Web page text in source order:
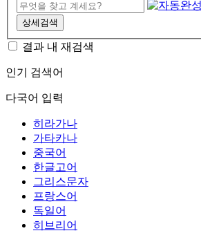
상세검색
결과 내 재검색
인기 검색어
다국어 입력
히라가나
가타카나
중국어
한글고어
그리스문자
프랑스어
독일어
히브리어